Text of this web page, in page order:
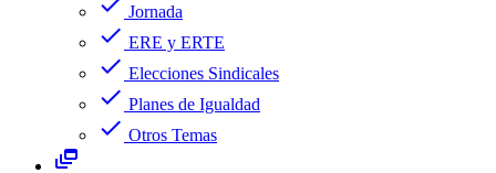
Jornada
check ERE y ERTE
check Elecciones Sindicales
check Planes de Igualdad
check Otros Temas
dynamic_feed